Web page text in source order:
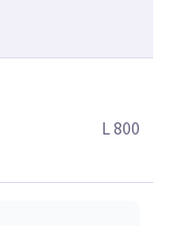
L 800